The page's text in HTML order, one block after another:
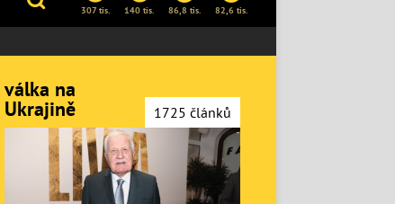
307 tis. 140 tis. 86,8 tis. 82,6 tis.
válka na
Ukrajině 1725 článků